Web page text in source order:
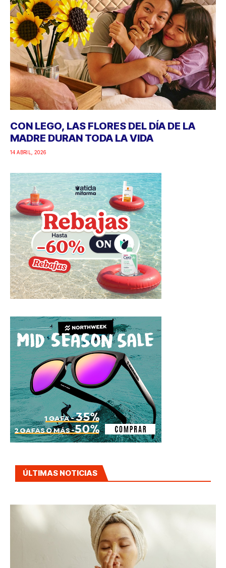
CON LEGO, LAS FLORES DEL DÍA DE LA
MADRE DURAN TODA LA VIDA
14 ABRIL, 2026
ÚLTIMAS NOTICIAS